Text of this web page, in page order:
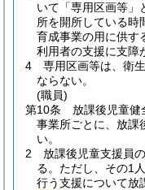
いて「専用区画等」
所を開所している時
育成事業の用に供す
利用者の支援に支障
4
専用区画等は、衛
ならない。
(職員)
第10条
放課後児童健
事業所ごとに、放課
い。
2
放課後児童支援員
る。 ただし、その1
行う支援について放